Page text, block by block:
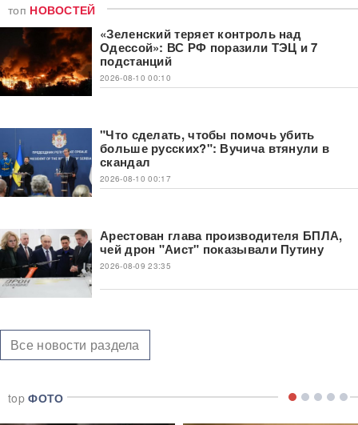
топ НОВОСТЕЙ
«Зеленский теряет контроль над
Одессой»: ВС РФ поразили ТЭЦ и 7
подстанций
2026-08-10 00:10
"Что сделать, чтобы помочь убить
больше русских?": Вучича втянули в
скандал
2026-08-10 00:17
Арестован глава производителя БПЛА,
чей дрон "Аист" показывали Путину
2026-08-09 23:35
Все новости раздела
topФОТО